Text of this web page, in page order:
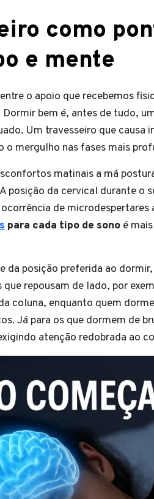
como
e mente
o apoio que recebemos
bem é, antes de tudo,
Um travesseiro que
mergulho nas fases mais
matinais a má
posição da cervical durante o
de
para cada tipo de sono é
da posição preferida ao
repousam de lado, por
coluna, enquanto quem
Já para os que dormem de
atenção redobrada ao